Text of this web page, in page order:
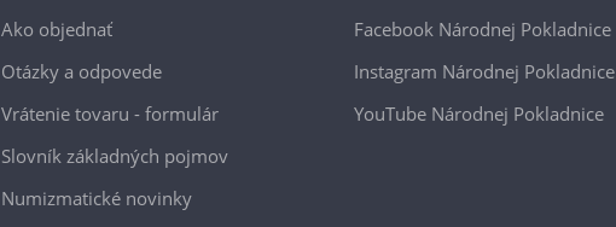
Ako objednať
Otázky a odpovede
Vrátenie tovaru - formulár
Slovník základných pojmov
Numizmatické novinky
Facebook Národnej Pokladnice
Instagram Národnej Pokladnice
YouTube Národnej Pokladnice